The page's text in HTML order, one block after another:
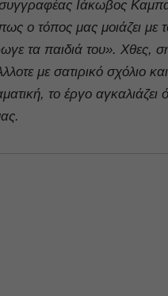
Ιάκωβος
ο τόπος μας μοιάζει με
τα παιδιά του». Χθες,
με σατιρικό σχόλιο
το έργο αγκαλιάζει